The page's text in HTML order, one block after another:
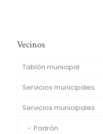
Vecinos
Tablón municipal
Servicios municipales
Servicios municipales
Padrón